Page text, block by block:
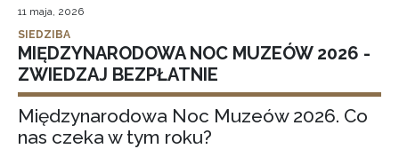
11 maja, 2026
SIEDZIBA
MIĘDZYNARODOWA NOC MUZEÓW 2026 -
ZWIEDZAJ BEZPŁATNIE
Międzynarodowa Noc Muzeów 2026. Co
nas czeka w tym roku?